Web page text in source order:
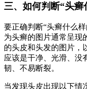
三、如何判断“头癣
要正确判断“头癣什么
为头癣的图片通常呈现
的头皮和头发的图片，
应该是干净、光滑、没
韧、不易断裂。
当发现头皮出现以下情